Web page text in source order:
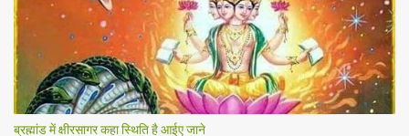
की वह शाखा है जिसमें प्राकृतिक वातावरण ( जड़ और चेतन ) के मनुष्य की आर्थिक
क्रियाओं पर पड़ने वाले प्रभावों का अध्ययन होता है। 2. रूरबैक के शब्दों में - "आर्थिक
भूगोल एक क्षेत्र के आर्थिक जीवन क वर्णन है, जिसके अन्तर्गत भौगोलिक वातावरण के
नियंत्रण या प्रभाव को आर्थिक जन जीवन पर देखा जा सकें। " 3. आर. ई मरफी के
अनुसार -" आर्थिक भूगोल मनुष्य के जीवकोपार्जन की विधियों में से एक स्था...
ब्रह्मांड में क्षीरसागर कहा स्थिति है आईए जाने